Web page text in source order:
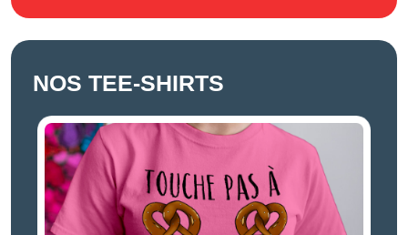
NOS TEE-SHIRTS